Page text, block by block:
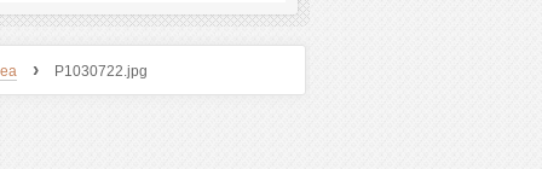
› P1030722.jpg